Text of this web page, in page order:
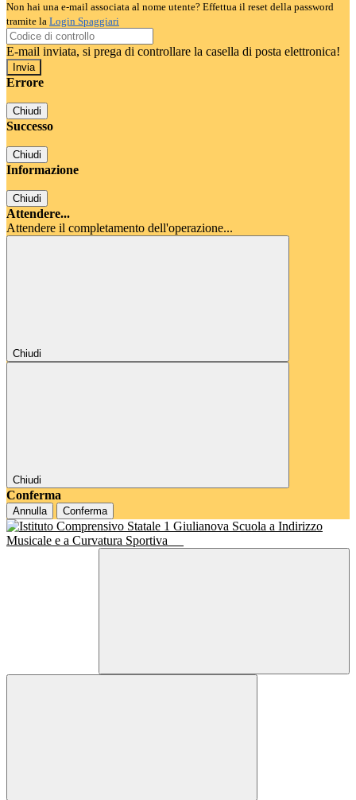
Non hai una e-mail associata al nome utente? Effettua il reset della password
tramite la Login Spaggiari
E-mail inviata, si prega di controllare la casella di posta elettronica!
Errore
Chiudi
Successo
Chiudi
Informazione
Chiudi
Attendere...
Attendere il completamento dell'operazione...
Chiudi
Chiudi
Conferma
Annulla Conferma
Scuola a Indirizzo
Musicale e a Curvatura Sportiva